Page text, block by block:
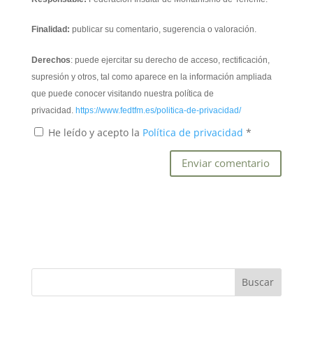
Finalidad: publicar su comentario, sugerencia o valoración.
Derechos: puede ejercitar su derecho de acceso, rectificación,
supresión y otros, tal como aparece en la información ampliada
que puede conocer visitando nuestra política de
privacidad. https://www.fedtfm.es/politica-de-privacidad/
He leído y acepto la Política de privacidad *